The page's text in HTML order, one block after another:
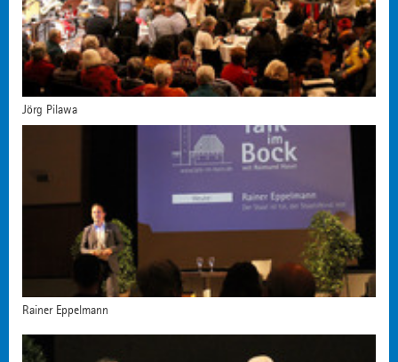
Jörg Pilawa
Rainer Eppelmann